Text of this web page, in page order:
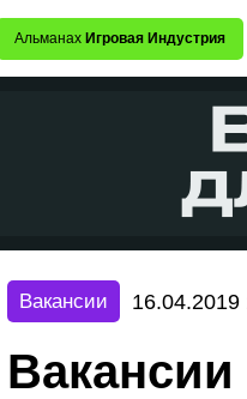
Альманах Игровая Индустрия
Вакансии 16.04.2019
Вакансии